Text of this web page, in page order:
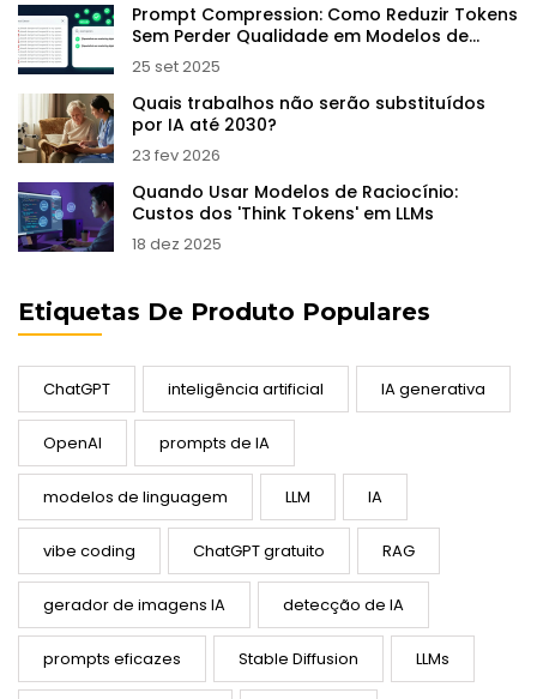
Prompt Compression: Como Reduzir Tokens
Sem Perder Qualidade em Modelos de
Linguagem
25 set 2025
Quais trabalhos não serão substituídos
por IA até 2030?
23 fev 2026
Quando Usar Modelos de Raciocínio:
Custos dos 'Think Tokens' em LLMs
18 dez 2025
Etiquetas De Produto Populares
ChatGPT inteligência artificial IA generativa
OpenAI prompts de IA
modelos de linguagem LLM IA
vibe coding ChatGPT gratuito RAG
gerador de imagens IA detecção de IA
prompts eficazes Stable Diffusion LLMs